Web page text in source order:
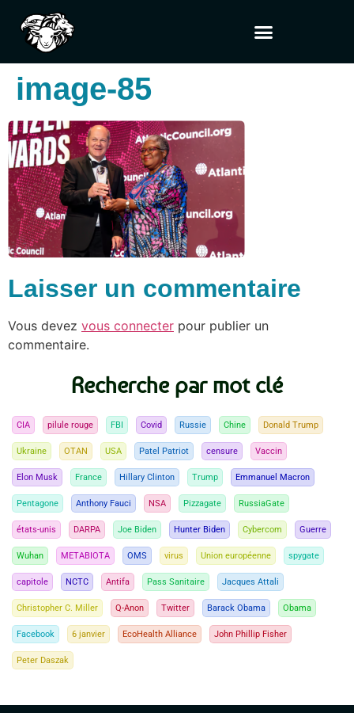
image-85
Laisser un commentaire
Vous devez vous connecter pour publier un
commentaire.
Recherche par mot clé
CIA pilule rouge FBI Covid Russie Chine Donald Trump
Ukraine OTAN USA Patel Patriot censure Vaccin
Elon Musk France Hillary Clinton Trump Emmanuel Macron
Pentagone Anthony Fauci NSA Pizzagate RussiaGate
états-unis DARPA Joe Biden Hunter Biden Cybercom Guerre
Wuhan METABIOTA OMS virus Union européenne spygate
capitole NCTC Antifa Pass Sanitaire Jacques Attali
Christopher C. Miller Q-Anon Twitter Barack Obama Obama
Facebook 6 janvier EcoHealth Alliance John Phillip Fisher
Peter Daszak